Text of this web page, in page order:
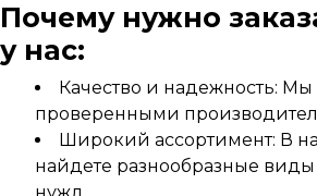
Почему нужно
у нас:
Качество и надежность: Мы
проверенными
Широкий ассортимент: В
найдете разнообразные